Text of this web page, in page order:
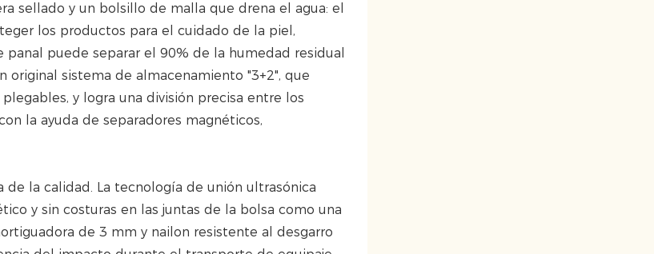
sellado y un bolsillo de malla que drena el agua: el
los productos para el cuidado de la piel,
puede separar el 90% de la humedad residual
sistema de almacenamiento "3+2", que
y logra una división precisa entre los
la ayuda de separadores magnéticos,
la calidad. La tecnología de unión ultrasónica
y sin costuras en las juntas de la bolsa como una
de 3 mm y nailon resistente al desgarro